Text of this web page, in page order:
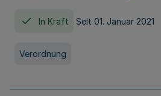
In Kraft Seit 01. Januar 2021
Verordnung